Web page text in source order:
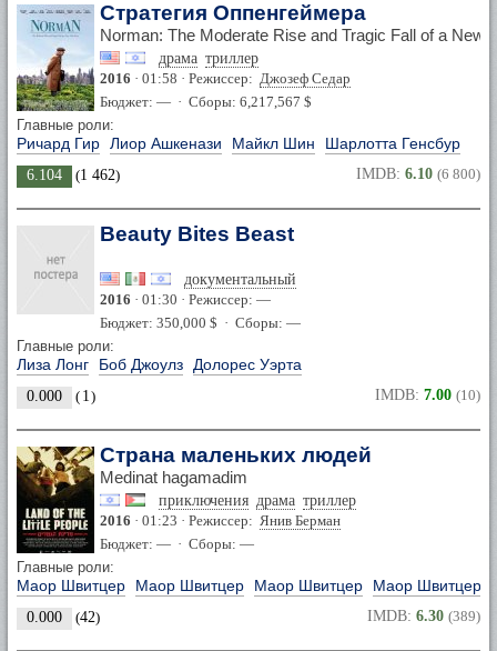
Стратегия Оппенгеймера
Norman: The Moderate Rise and Tragic Fall of a New
драма триллер
2016 · 01:58 · Режиссер: Джозеф Седар
Бюджет: — · Сборы: 6,217,567 $
Главные роли:
Ричард Гир Лиор Ашкенази Майкл Шин Шарлотта Генсбур
6.104 (1 462) IMDB: 6.10 (6 800)
Beauty Bites Beast
документальный
2016 · 01:30 · Режиссер: —
Бюджет: 350,000 $ · Сборы: —
Главные роли:
Лиза Лонг Боб Джоулз Долорес Уэрта
0.000 ( 1) IMDB: 7.00 (10)
Страна маленьких людей
Medinat hagamadim
приключения драма триллер
2016 · 01:23 · Режиссер: Янив Берман
Бюджет: — · Сборы: —
Главные роли:
Маор Швитцер Маор Швитцер Маор Швитцер Маор Швитцер
0.000 (42) IMDB: 6.30 (389)